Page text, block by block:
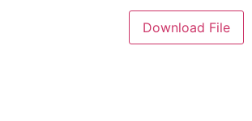
Download File